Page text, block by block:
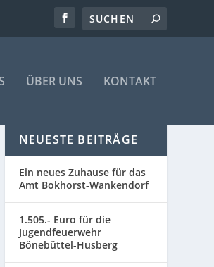
ÜBER UNS KONTAKT
NEUESTE BEITRÄGE
Ein neues Zuhause für das
Amt Bokhorst-Wankendorf
1.505.- Euro für die
Jugendfeuerwehr
Bönebüttel-Husberg